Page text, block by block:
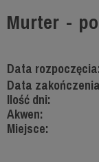
Murter -
Data rozpoczęcia:
Data
Ilość dni:
Akwen:
Miejsce: